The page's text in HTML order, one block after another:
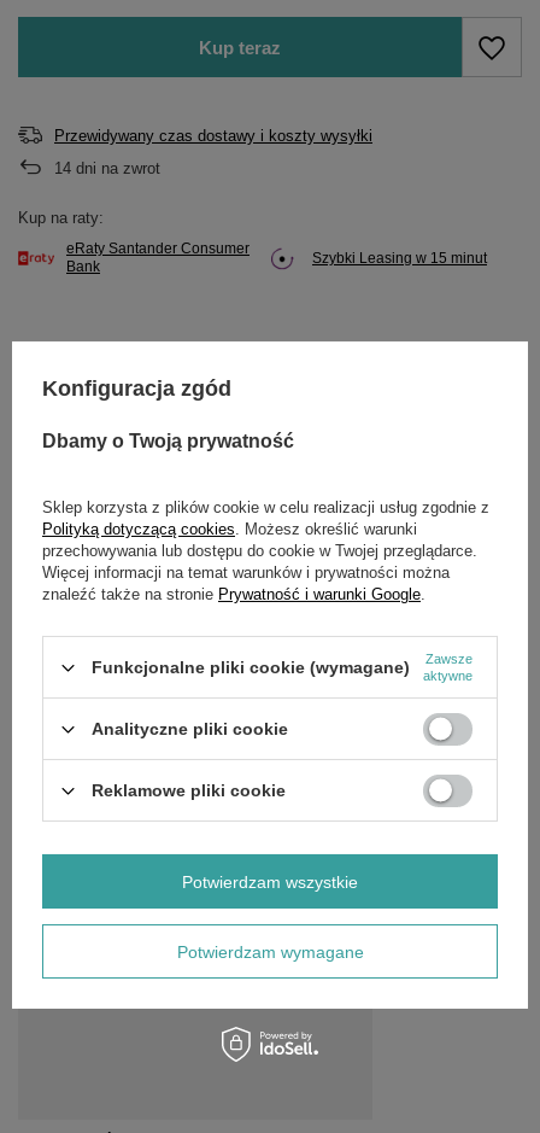
Kup teraz
Przewidywany czas dostawy i koszty wysyłki
14 dni na zwrot
Kup na raty:
eRaty Santander Consumer
Bank
Szybki Leasing w 15 minut
Potrzebujesz pomocy? Masz pytania?
najciekawsze pytania i odpowiedzi publikując
SZCZEGÓŁOWE DANE
Symbol 790038
OPINIE (0)
Konfiguracja zgód
Dbamy o Twoją prywatność
Sklep korzysta z plików cookie w celu realizacji usług zgodnie z
Polityką dotyczącą cookies . Możesz określić warunki
przechowywania lub dostępu do cookie w Twojej przeglądarce.
Więcej informacji na temat warunków i prywatności można
znaleźć także na stronie Prywatność i warunki Google
Funkcjonalne pliki cookie (wymagane)
Zawsze
aktywne
Analityczne pliki cookie
Reklamowe pliki cookie
Potwierdzam wymagane
Potwierdzam wszystkie